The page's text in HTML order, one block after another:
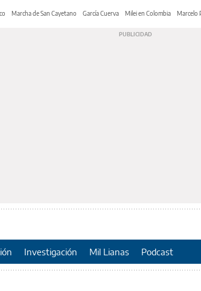
Marcha de San Cayetano García Cuerva Milei en Colombia Marcelo
Investigación Mil Lianas Podcast